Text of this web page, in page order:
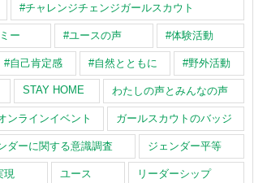
#チャレンジチェンジガールスカウト
ー #ユースの声 #体験活動
#自己肯定感 #自然とともに #野外活動
STAY HOME わたしの声とみんなの声
ンラインイベント ガールスカウトのバッジ
ダーに関する意識調査 ジェンダー平等
現 ユース リーダーシップ